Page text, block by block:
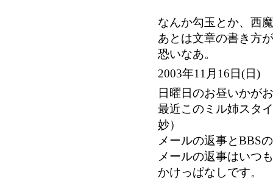
なんか勾玉とか、西
あとは文章の書き方
恐いなあ。
2003年11月16日(日)
日曜日のお昼いかが
最近このミル姉スタ
妙）
メールの返事とBBS
メールの返事はいつ
かけっぱなしです。